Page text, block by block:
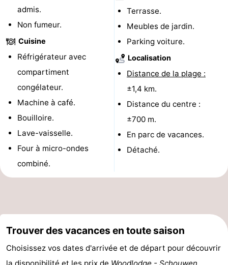
intérieures
mini-
golf
bien-
être
Villages
villes
Nature
Visites
guidées
Sports
Piscines
-
Faire
Randonnée
Terrains
de
golf
-
Surfen
-
Peche
-
admis.
Non fumeur.
Cuisine
Réfrigérateur avec
compartiment
congélateur.
Machine à café.
Bouilloire.
Lave-vaisselle.
Four à micro-ondes
combiné.
Terrasse.
Meubles de jardin.
Parking voiture.
Localisation
Distance de la plage :
±1,4 km.
Distance du centre :
±700 m.
En parc de vacances.
Détaché.
Trouver des vacances en toute saison
Choisissez vos dates d'arrivée et de départ pour découvrir